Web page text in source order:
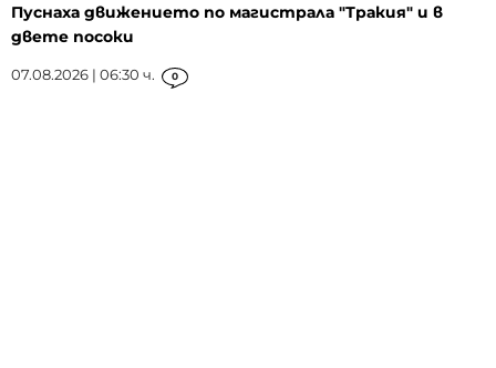
Пуснаха движението по магистрала "Тракия" и в
двете посоки
07.08.2026 | 06:30 ч. 0